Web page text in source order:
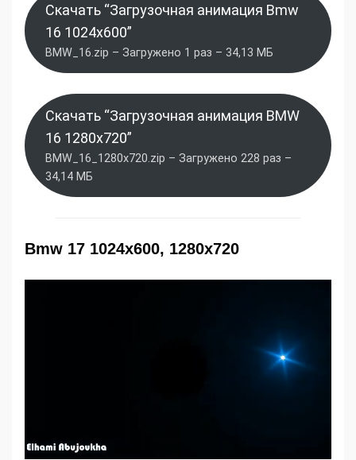
Скачать “Загрузочная анимация Bmw
16 1024x600”
BMW_16.zip – Загружено 1 раз – 34,13 МБ
Скачать “Загрузочная анимация BMW
16 1280x720”
BMW_16_1280x720.zip – Загружено 228 раз –
34,14 МБ
Bmw 17 1024x600, 1280x720